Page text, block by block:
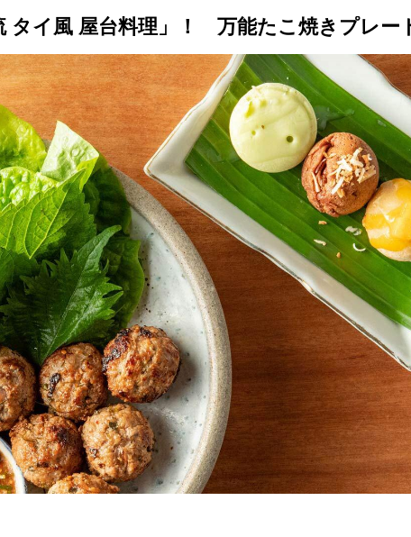
プロが教えるレシピ 厳選！店探し 食のストーリー 連載一